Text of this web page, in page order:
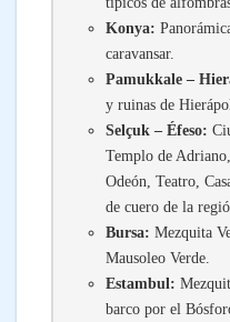
Konya:
caravansar.
Pamukkale –
y ruinas de
Selçuk – Éfeso:
Templo de
Odeón, Teatro,
de cuero de la
Bursa: Mezquita
Mausoleo Verde.
Estambul:
barco por el